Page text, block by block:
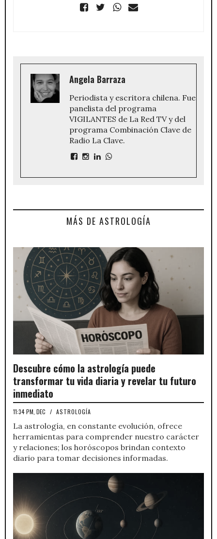
Angela Barraza
Periodista y escritora chilena. Fue
panelista del programa
VIGILANTES de La Red TV y del
programa Combinación Clave de
Radio La Clave.
MÁS DE ASTROLOGÍA
Descubre cómo la astrología puede
transformar tu vida diaria y revelar tu futuro
inmediato
11:34 PM, DEC / ASTROLOGÍA
La astrología, en constante evolución, ofrece
herramientas para comprender nuestro carácter
y relaciones; los horóscopos brindan contexto
diario para tomar decisiones informadas.